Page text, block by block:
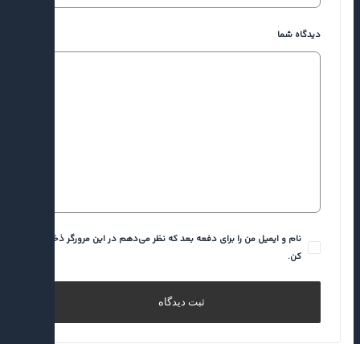
دیدگاه شما
نام و ایمیل من را برای دفعه بعد که نظر می‌دهم در این مرورگر ذخیره
کن.